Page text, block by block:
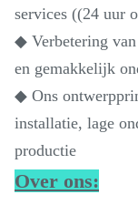
services ((24 uur
◆ Verbetering
en gemakkelijk
◆ Ons
installatie, lage
productie
Over ons: